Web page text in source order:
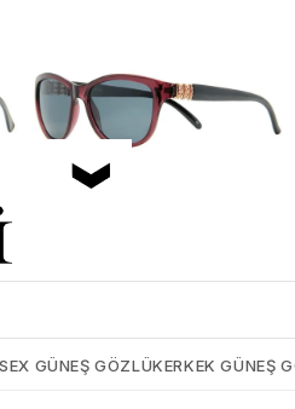
Mia-Maria-OF126-C3-56
GÜNEŞ GÖZLÜKERKEK GÜNEŞ